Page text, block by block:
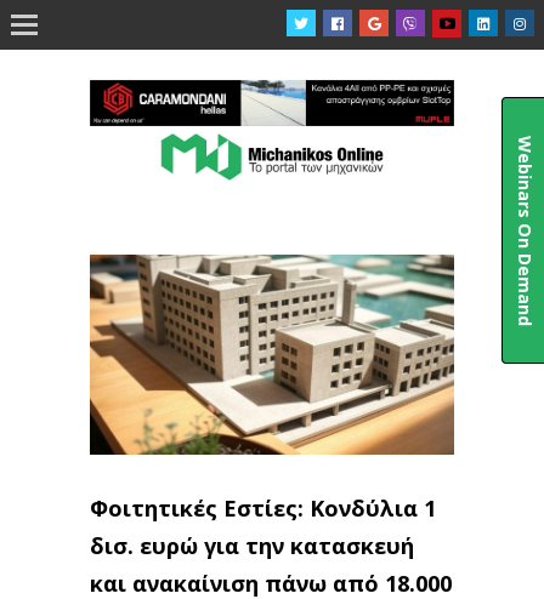

Φοιτητικές Εστίες: Κονδύλια 1
δισ. ευρώ για την κατασκευή
και ανακαίνιση πάνω από 18.000
Webinars On Demand